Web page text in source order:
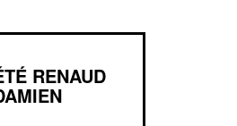
RENAUD